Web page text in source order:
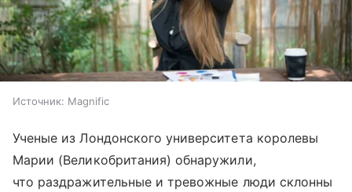
Источник: Magnific
Ученые из Лондонского университета королевы
Марии (Великобритания) обнаружили,
что раздражительные и тревожные люди склонны